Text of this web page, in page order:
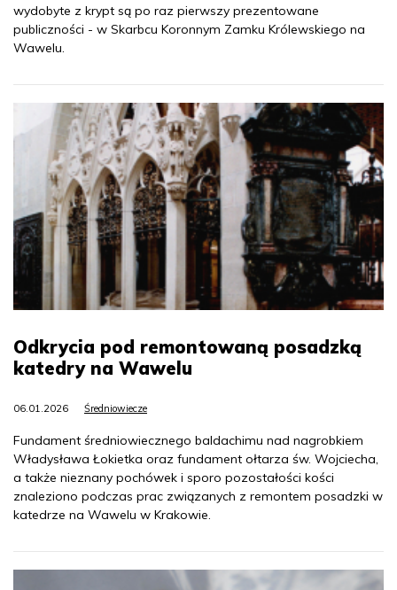
wydobyte z krypt są po raz pierwszy prezentowane
publiczności - w Skarbcu Koronnym Zamku Królewskiego na
Wawelu.
Odkrycia pod remontowaną posadzką
katedry na Wawelu
06.01.2026 Średniowiecze
Fundament średniowiecznego baldachimu nad nagrobkiem
Władysława Łokietka oraz fundament ołtarza św. Wojciecha,
a także nieznany pochówek i sporo pozostałości kości
znaleziono podczas prac związanych z remontem posadzki w
katedrze na Wawelu w Krakowie.